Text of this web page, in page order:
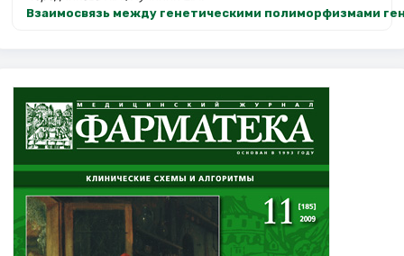
Взаимосвязь между генетическими полиморфизмами